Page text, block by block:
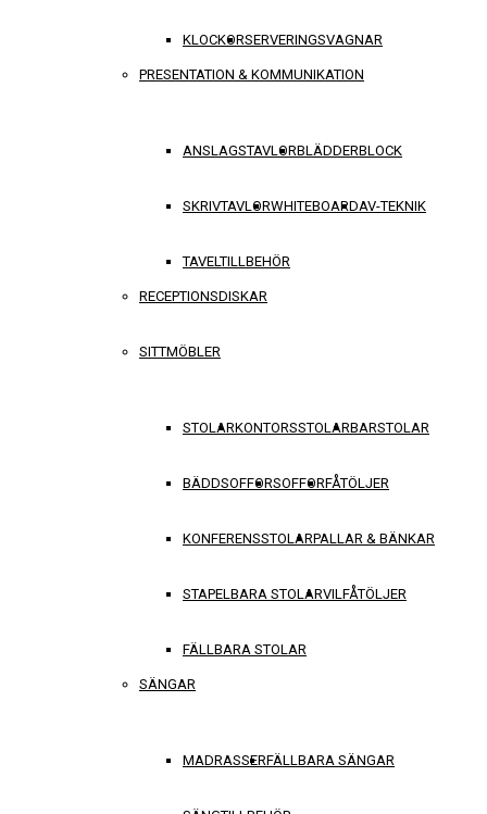
KLOCKORSERVERINGSVAGNAR
PRESENTATION & KOMMUNIKATION
ANSLAGSTAVLORBLÄDDERBLOCK
SKRIVTAVLORWHITEBOARDAV-TEKNIK
TAVELTILLBEHÖR
RECEPTIONSDISKAR
SITTMÖBLER
STOLARKONTORSSTOLARBARSTOLAR
BÄDDSOFFORSOFFORFÅTÖLJER
KONFERENSSTOLARPALLAR & BÄNKAR
STAPELBARA STOLARVILFÅTÖLJER
FÄLLBARA STOLAR
SÄNGAR
MADRASSERFÄLLBARA SÄNGAR